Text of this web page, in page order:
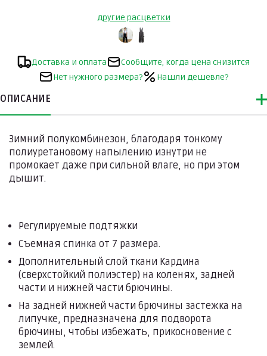
другие расцветки
Доставка и оплата
Сообщите, когда цена снизится
Нет нужного размера?
Нашли дешевле?
ОПИСАНИЕ
Зимний полукомбинезон, благодаря тонкому
полиуретановому напылению изнутри не
промокает даже при сильной влаге, но при этом
дышит.
Регулируемые подтяжки
Съемная спинка от 7 размера.
Дополнительный слой ткани Кардина
(сверхстойкий полиэстер) на коленях, задней
части и нижней части брючины.
На задней нижней части брючины застежка на
липучке, предназначена для подворота
брючины, чтобы избежать, прикосновение с
землей.